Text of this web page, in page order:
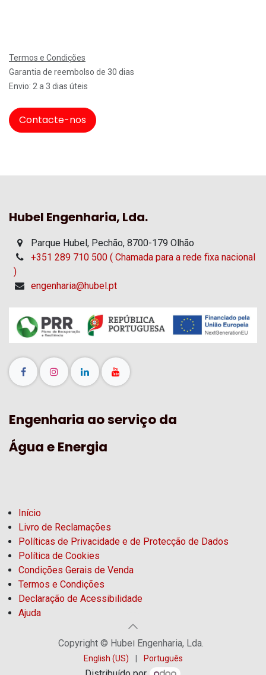
Termos e Condições
Garantia de reembolso de 30 dias
Envio: 2 a 3 dias úteis
Contacte-nos
Hubel Engenharia, Lda.
Parque Hubel, Pechão, 8700-179 Olhão
+351 289 710 500 ( Chamada para a rede fixa nacional
)
engenharia@hubel.pt
Engenharia ao serviço da
Água e Energia
Início
Livro de Reclamações
Políticas de Privacidade e de Protecção de Dados
Política de Cookies
Condições Gerais de Venda
Termos e Condições
Declaração de Acessibilidade
Ajuda
Copyright © Hubel Engenharia, Lda.
English (US) Português